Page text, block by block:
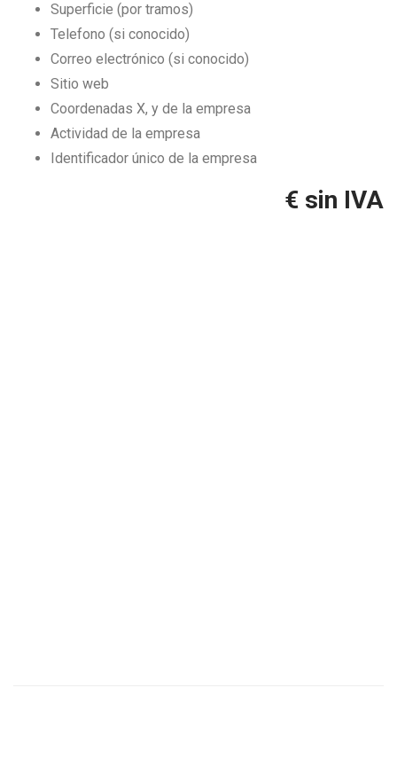
Superficie (por tramos)
Telefono (si conocido)
Correo electrónico (si conocido)
Sitio web
Coordenadas X, y de la empresa
Actividad de la empresa
Identificador único de la empresa
€ sin IVA